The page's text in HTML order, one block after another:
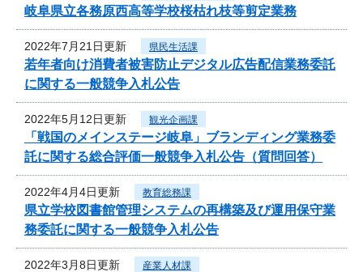
岐阜県立各務原西高等学校桜枯れ枝等剪定業務
2022年7月21日更新 県民生活課
若年者向け消費者被害防止デジタル広告配信業務委託
に関する一般競争入札公告
2022年5月12日更新 観光企画課
「戦国のメインステージ岐阜」ブランディング業務委
託に関する総合評価一般競争入札公告（質問回答）
2022年4月4日更新 教育総務課
県立学校図書館管理システムの再構築及び運用保守業
務委託に関する一般競争入札公告
2022年3月8日更新 産業人材課